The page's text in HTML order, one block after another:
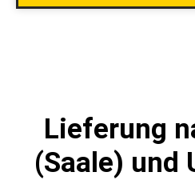
Lieferung
(Saale) und